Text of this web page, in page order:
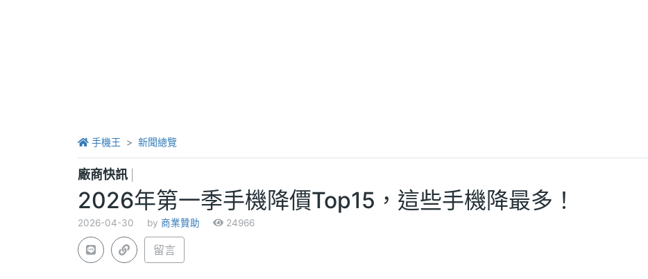
手機王 新聞總覽
廠商快訊
2026年第一季手機降價Top15，這些手機降最多！
2026-04-30 by 商業贊助 24966
留言